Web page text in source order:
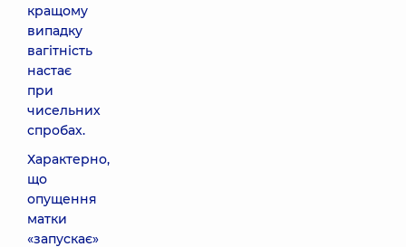
кращому
випадку
вагітність
настає
при
чисельних
спробах.
Характерно,
що
опущення
матки
«запускає»